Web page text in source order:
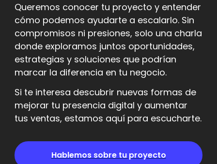
Queremos conocer tu proyecto y entender
cómo podemos ayudarte a escalarlo. Sin
compromisos ni presiones, solo una charla
donde exploramos juntos oportunidades,
estrategias y soluciones que podrían
marcar la diferencia en tu negocio.
Si te interesa descubrir nuevas formas de
mejorar tu presencia digital y aumentar
tus ventas, estamos aquí para escucharte.
Hablemos sobre tu proyecto